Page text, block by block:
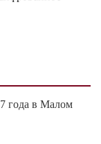
года в Малом